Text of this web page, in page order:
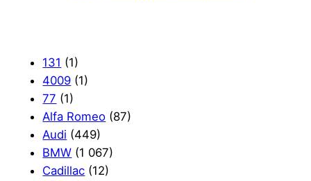
131 (1)
4009 (1)
77 (1)
Alfa Romeo (87)
Audi (449)
BMW (1 067)
Cadillac (12)